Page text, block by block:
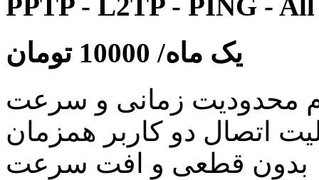
یک ماه/ 10000 تومان
محدودیت زمانی و سرعت
اتصال دو کاربر همزمان
بدون قطعی و افت سرعت